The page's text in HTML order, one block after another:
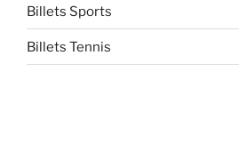
Billets Sports
Billets Tennis